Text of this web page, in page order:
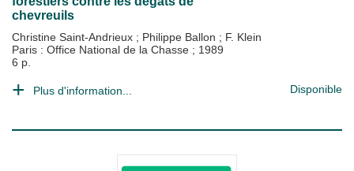
chevreuils
Christine Saint-Andrieux ; Philippe Ballon ; F. Klein
Paris : Office National de la Chasse ; 1989
6 p.
Plus d'information... Disponible